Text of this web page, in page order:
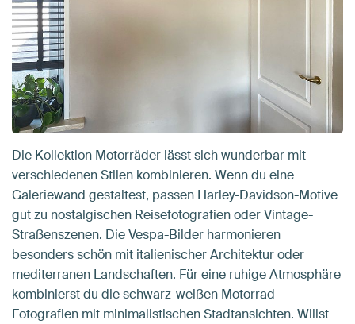
Die Kollektion Motorräder lässt sich wunderbar mit
verschiedenen Stilen kombinieren. Wenn du eine
Galeriewand gestaltest, passen Harley-Davidson-Motive
gut zu nostalgischen Reisefotografien oder Vintage-
Straßenszenen. Die Vespa-Bilder harmonieren
besonders schön mit italienischer Architektur oder
mediterranen Landschaften. Für eine ruhige Atmosphäre
kombinierst du die schwarz-weißen Motorrad-
Fotografien mit minimalistischen Stadtansichten. Willst